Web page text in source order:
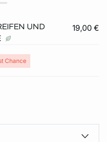
UND
19,00 €
Chance